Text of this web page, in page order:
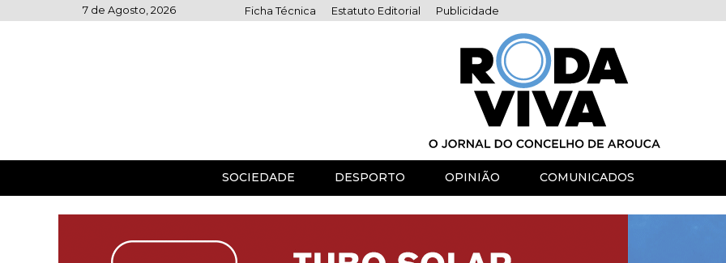
to
7 de Agosto, 2026 Ficha Técnica Estatuto Editorial Publicidade
SOCIEDADE DESPORTO OPINIÃO COMUNICADOS